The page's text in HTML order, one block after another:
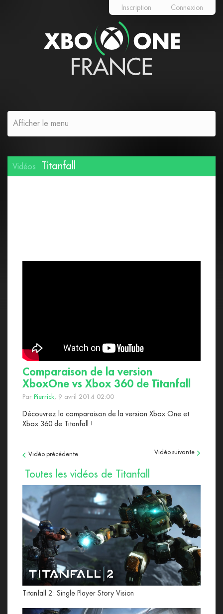
Inscription Connexion
Afficher le menu
Vidéos Titanfall
Comparaison de la version
XboxOne vs Xbox 360 de Titanfall
Par Pierrick, 9 avril 2014 02:00
Découvrez la comparaison de la version Xbox One et
Xbox 360 de Titanfall !
Vidéo suivante
Vidéo précédente
Toutes les vidéos de Titanfall
Titanfall 2: Single Player Story Vision